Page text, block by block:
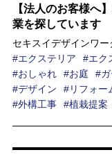
【法人のお客様へ
業を探しています
セキスイデザインワ
エクステリア
エク
おしゃれ
お庭
デザイン
リフォー
外構工事
植栽提案